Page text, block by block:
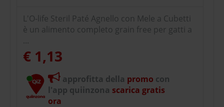
L'O-life Steril Paté Agnello con Mele a Cubetti
è un alimento completo grain free per gatti a
...
€ 1,13
approfitta della promo con
l'app quiinzona scarica gratis
ora